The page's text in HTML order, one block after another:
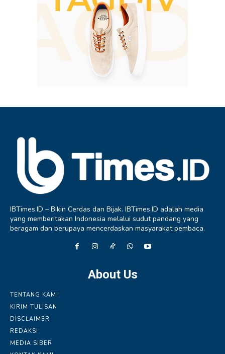
IBTimes.ID – Bikin Cerdas dan Bijak. IBTimes.ID adalah media
yang memberitakan Indonesia melalui sudut pandang yang
beragam dan berupaya mencerdaskan masyarakat pembaca.
About Us
TENTANG KAMI
KIRIM TULISAN
DISCLAIMER
REDAKSI
MEDIA SIBER